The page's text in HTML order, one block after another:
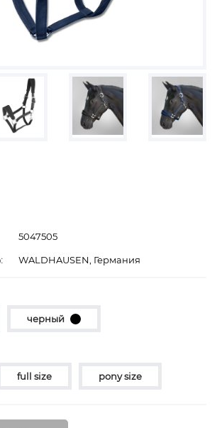
5047505
WALDHAUSEN, Германия
черный
full size pony size